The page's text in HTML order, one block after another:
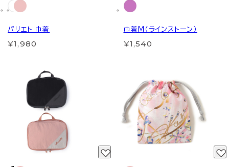
パリエト 巾着
¥1,980
巾着M（ラインストーン）
¥1,540